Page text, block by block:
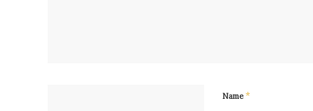
Name*